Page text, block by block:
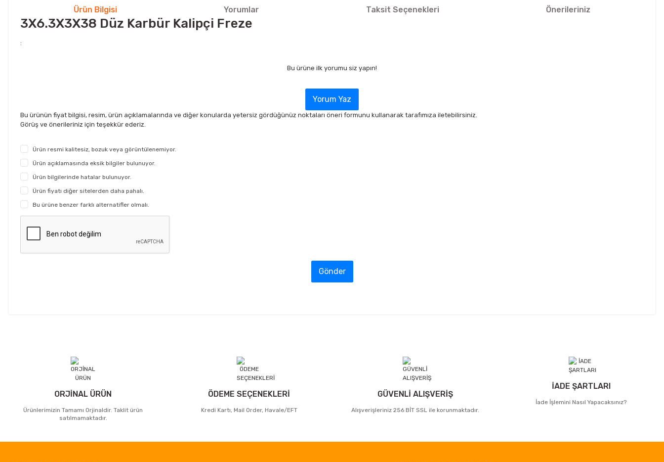
Ürün Bilgisi Yorumlar Taksit Seçenekleri Önerileriniz
3X6.3X3X38 Düz Karbür Kalipçi Freze
:
Bu ürüne ilk yorumu siz yapın!
Yorum Yaz
Bu ürünün fiyat bilgisi, resim, ürün açıklamalarında ve diğer konularda yetersiz gördüğünüz noktaları öneri formunu kullanarak tarafımıza iletebilirsiniz.
Görüş ve önerileriniz için teşekkür ederiz.
Ürün resmi kalitesiz, bozuk veya görüntülenemiyor.
Ürün açıklamasında eksik bilgiler bulunuyor.
Ürün bilgilerinde hatalar bulunuyor.
Ürün fiyatı diğer sitelerden daha pahalı.
Bu ürüne benzer farklı alternatifler olmalı.
Gönder
ORJİNAL ÜRÜN
Ürünlerimizin Tamamı Orjinaldir. Taklit ürün
satılmamaktadır.
ÖDEME SEÇENEKLERİ
Kredi Kartı, Mail Order, Havale/EFT
GÜVENLİ ALIŞVERİŞ
Alışverişleriniz 256 BİT SSL ile korunmaktadır.
İADE ŞARTLARI
İade İşlemini Nasıl Yapacaksınız?